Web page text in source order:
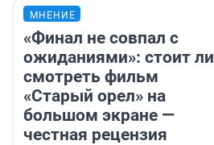
МНЕНИЕ
«Финал не совпал с
ожиданиями»: стоит ли
смотреть фильм
«Старый орел» на
большом экране —
честная рецензия